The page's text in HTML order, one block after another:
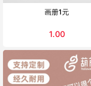
画册1元
1.00